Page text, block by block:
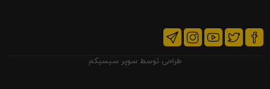
طراحی توسط سوپر سیسیکم